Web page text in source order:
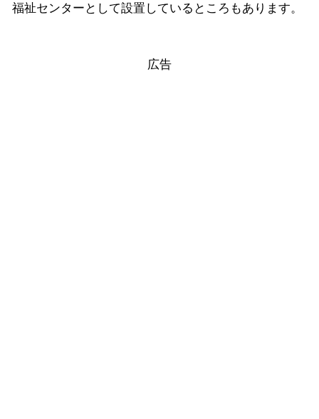
福祉センターとして設置しているところもあります。